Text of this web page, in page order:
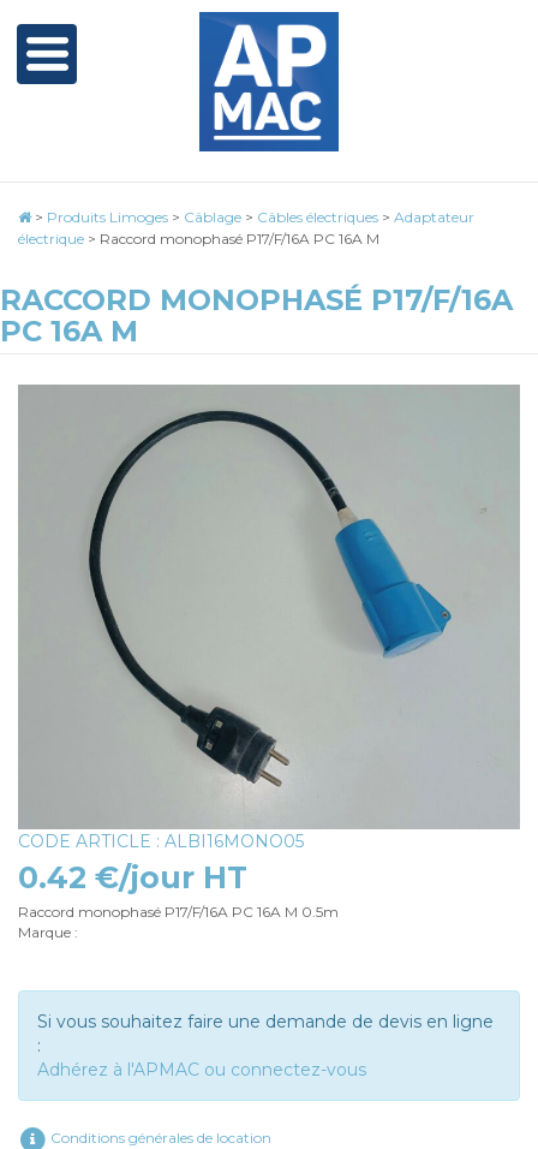
> Produits Limoges > Câblage > Câbles électriques > Adaptateur
électrique > Raccord monophasé P17/F/16A PC 16A M
RACCORD MONOPHASÉ P17/F/16A
PC 16A M
CODE ARTICLE : ALBI16MONO05
0.42 €/jour HT
Raccord monophasé P17/F/16A PC 16A M 0.5m
Marque :
Si vous souhaitez faire une demande de devis en ligne
:
Adhérez à l'APMAC ou connectez-vous
Conditions générales de location